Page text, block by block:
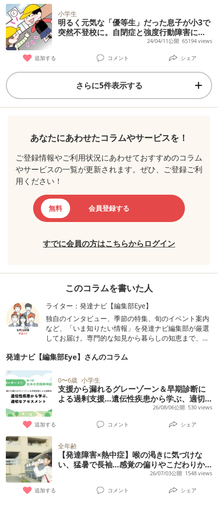
小学生
明るく元気な「優等生」だった息子が小3で
突然不登校に。自閉症と強度行動障害に気
24/04/11公開 65194 views
追加する コメント シェア
さらに5件表示する
あなたにあわせたコラムやサービスを！
ご登録情報やご利用状況にあわせておすすめのコラム
やサービスの一覧が更新されます。ぜひ、ご登録ご利
用ください！
無料 会員登録する
すでに会員の方はこちらからログイン
このコラムを書いた人
ライター：発達ナビ【編集部Eye】
独自のインタビュー、季節の特集、旬のイベント案内
など、「いま知りたい情報」を発達ナビ編集部が厳選
してお届け。専門的な知見から暮らしの知恵まで、毎
す。
発達ナビ【編集部Eye】さんのコラム
0〜6歳 小学生
支援から漏れるグレーゾーン＆早期診断に
よる過剰支援…遺伝性疾患から学ぶ、適切
なアセスメントとは【学会レポート1】
26/08/06公開 530 views
追加する コメント シェア
全年齢
【発達障害×熱中症】喉の渇きに気づけな
い、猛暑で長袖…感覚の偏りやこだわりか
ら子どもを守るには？【小児科医アドバイ
26/07/03公開 1548 views
追加する コメント シェア